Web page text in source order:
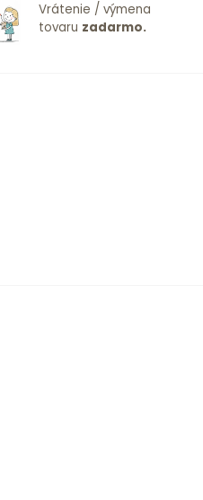
Vrátenie / výmena
tovaru zadarmo.